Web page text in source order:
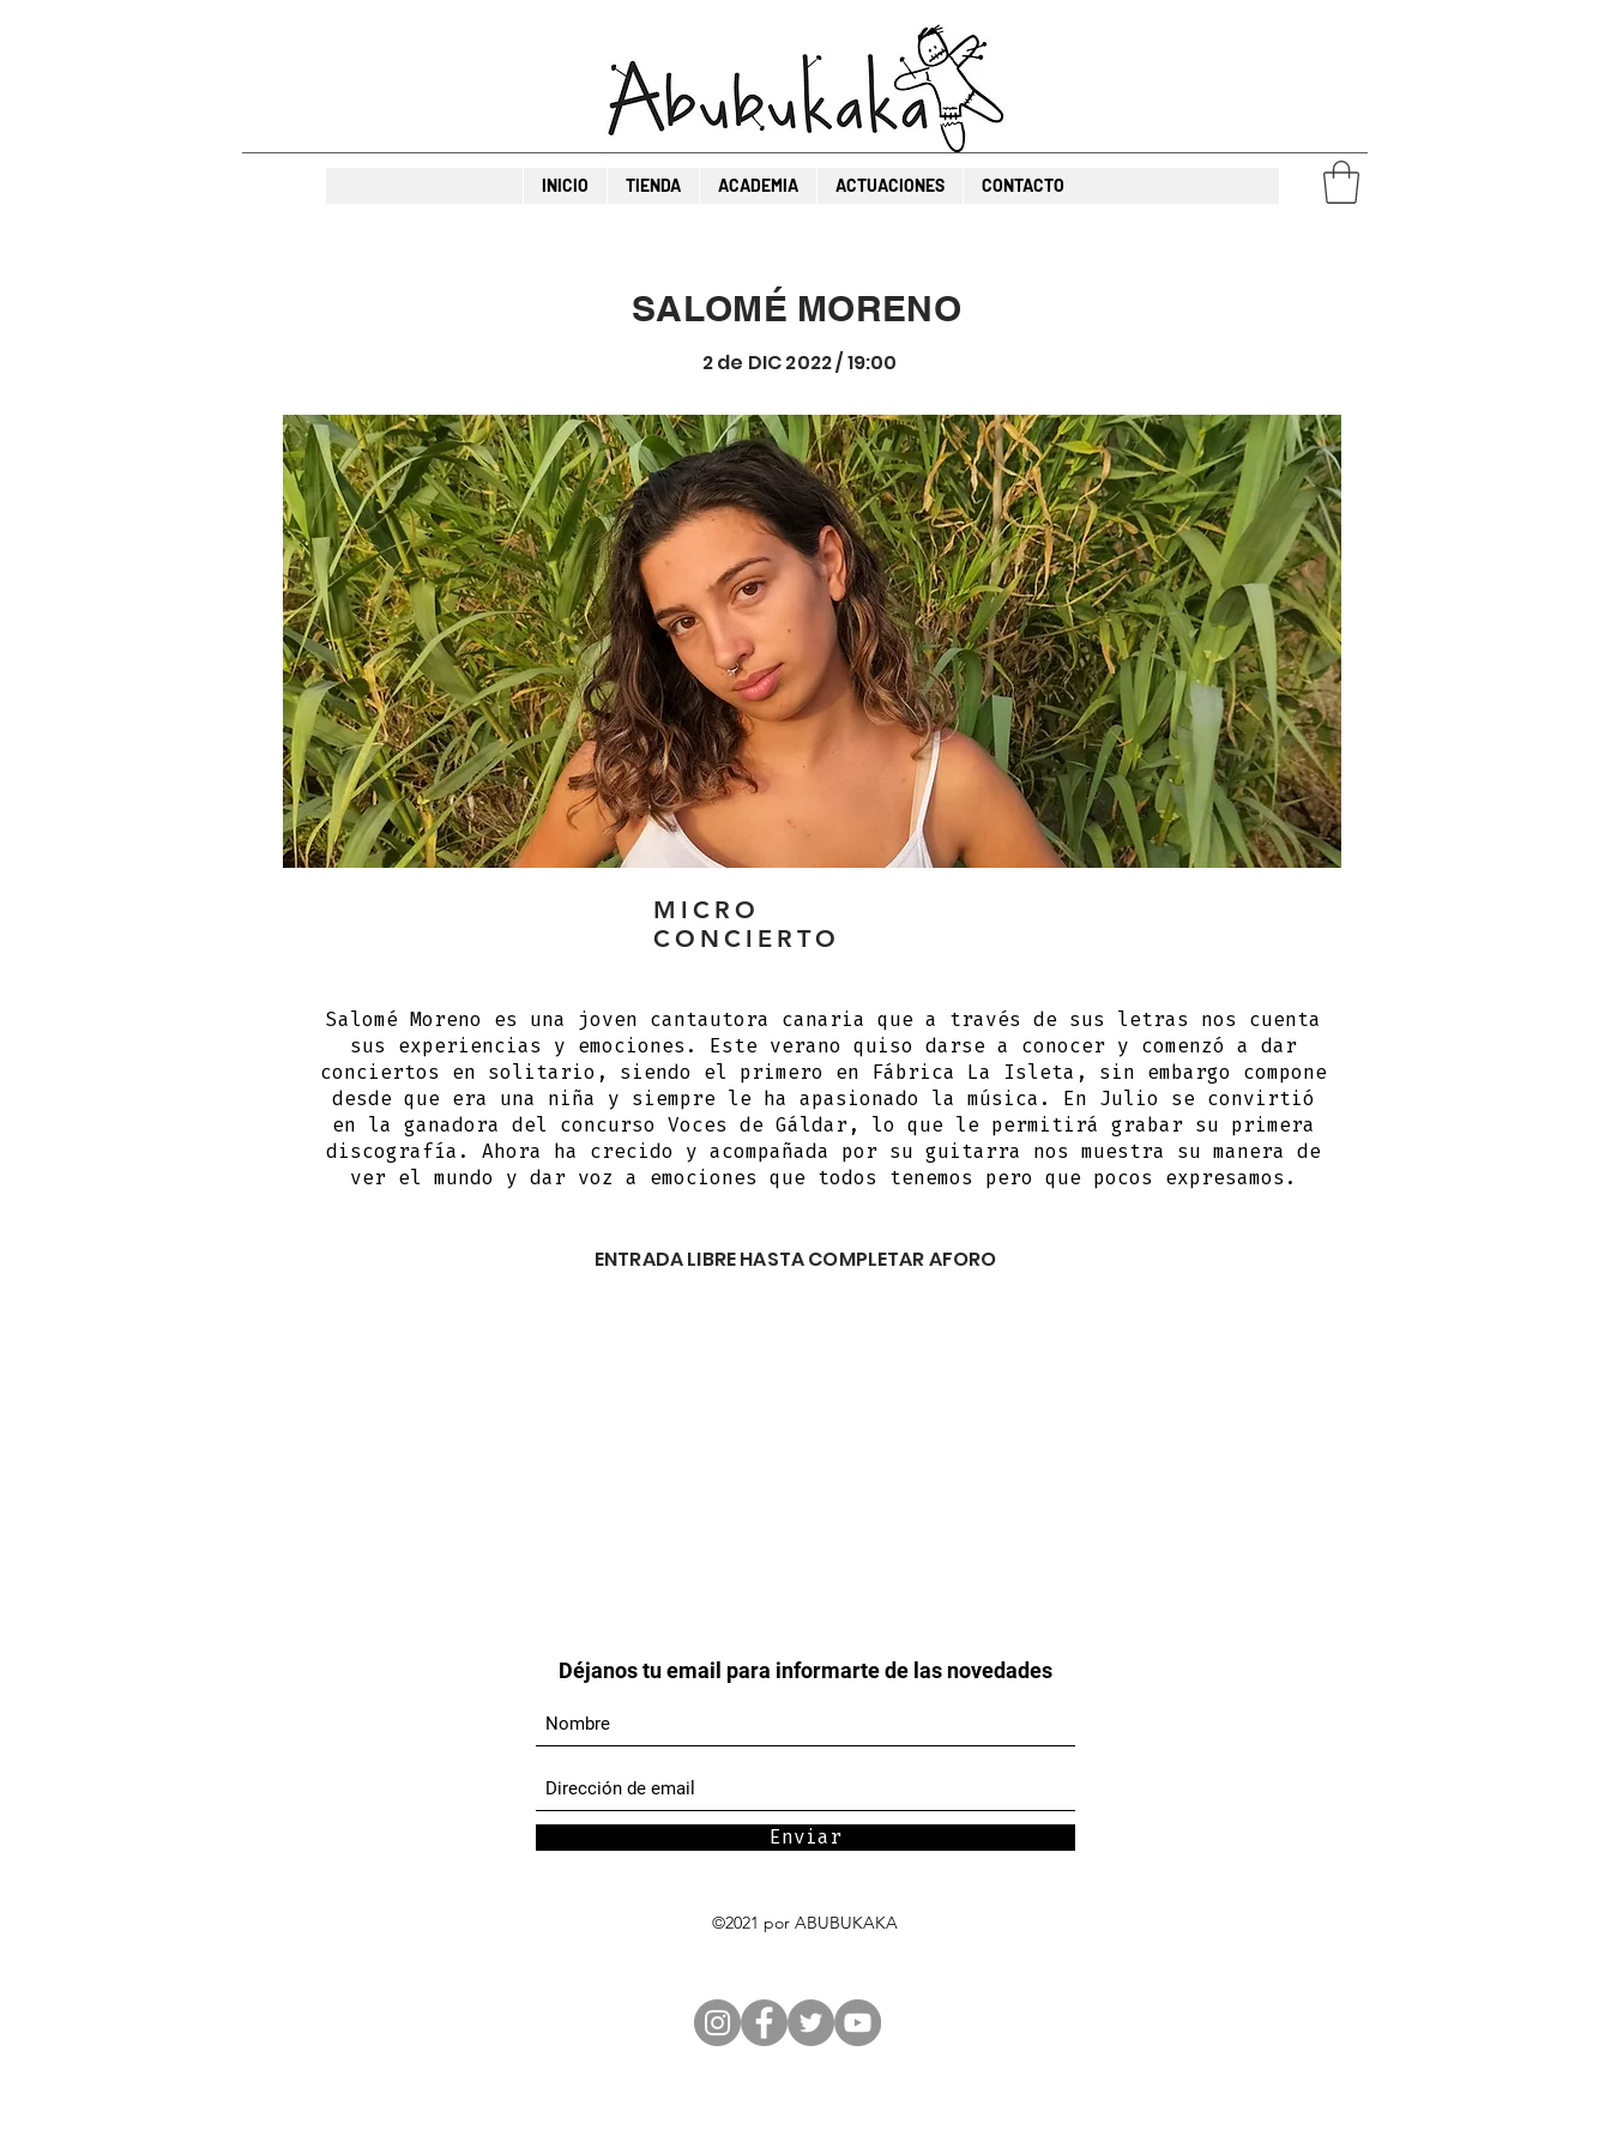
INICIO TIENDA ACADEMIA ACTUACIONES CONTACTO
SALOMÉ MORENO
2 de DIC 2022 / 19:00
MICRO
CONCIERTO
Salomé Moreno es una joven cantautora canaria que a través de sus letras nos cuenta
sus experiencias y emociones. Este verano quiso darse a conocer y comenzó a dar
conciertos en solitario, siendo el primero en Fábrica La Isleta, sin embargo compone
desde que era una niña y siempre le ha apasionado la música. En Julio se convirtió
en la ganadora del concurso Voces de Gáldar, lo que le permitirá grabar su primera
discografía. Ahora ha crecido y acompañada por su guitarra nos muestra su manera de
ver el mundo y dar voz a emociones que todos tenemos pero que pocos expresamos.
ENTRADA LIBRE HASTA COMPLETAR AFORO
Déjanos tu email para informarte de las novedades
Enviar
©2021 por ABUBUKAKA